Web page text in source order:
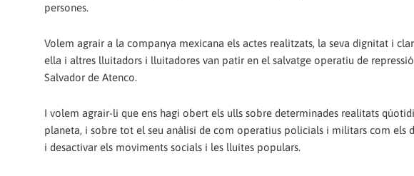
persones.
Volem agrair a la companya mexicana els actes realitzats, la seva dignitat i
ella i altres lluitadors i lluitadores van patir en el salvatge operatiu de
Salvador de Atenco.
I volem agrair-li que ens hagi obert els ulls sobre determinades realitats
planeta, i sobre tot el seu anàlisi de com operatius policials i militars com els
i desactivar els moviments socials i les lluites populars.